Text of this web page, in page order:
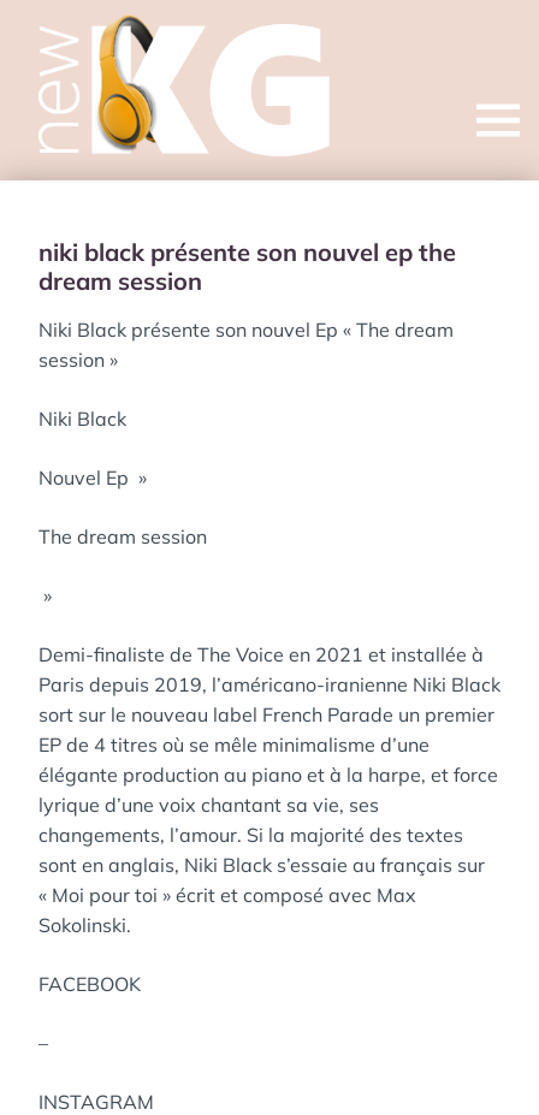
Open
niki black présente son nouvel ep the
dream session
Niki Black présente son nouvel Ep « The dream
session »
Niki Black
Nouvel Ep »
The dream session
»
Demi-finaliste de The Voice en 2021 et installée à
Paris depuis 2019, l’américano-iranienne Niki Black
sort sur le nouveau label French Parade un premier
EP de 4 titres où se mêle minimalisme d’une
élégante production au piano et à la harpe, et force
lyrique d’une voix chantant sa vie, ses
changements, l’amour. Si la majorité des textes
sont en anglais, Niki Black s’essaie au français sur
« Moi pour toi » écrit et composé avec Max
Sokolinski.
FACEBOOK
–
INSTAGRAM